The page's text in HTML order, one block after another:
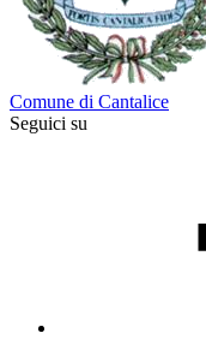
Comune di Cantalice
Seguici su